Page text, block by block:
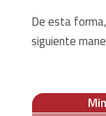
De esta
siguiente